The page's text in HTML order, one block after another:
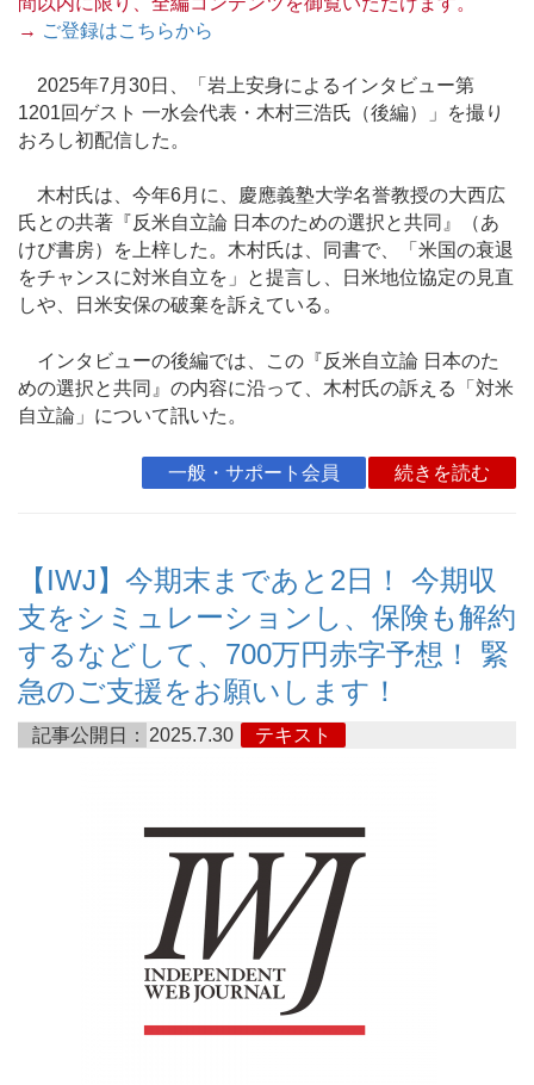
→ ご登録はこちらから
2025年7月30日、「岩上安身によるインタビュー第
1201回ゲスト 一水会代表・木村三浩氏（後編）」を撮り
おろし初配信した。
木村氏は、今年6月に、慶應義塾大学名誉教授の大西広
氏との共著『反米自立論 日本のための選択と共同』（あ
けび書房）を上梓した。木村氏は、同書で、「米国の衰退
をチャンスに対米自立を」と提言し、日米地位協定の見直
しや、日米安保の破棄を訴えている。
インタビューの後編では、この『反米自立論 日本のた
めの選択と共同』の内容に沿って、木村氏の訴える「対米
自立論」について訊いた。
一般・サポート会員 続きを読む
【IWJ】今期末まであと2日！ 今期収
支をシミュレーションし、保険も解約
するなどして、700万円赤字予想！ 緊
急のご支援をお願いします！
記事公開日： 2025.7.30 テキスト